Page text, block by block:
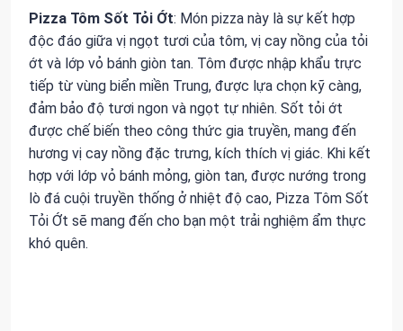
Pizza Tôm Sốt Tỏi Ớt: Món pizza này là sự kết hợp
độc đáo giữa vị ngọt tươi của tôm, vị cay nồng của tỏi
ớt và lớp vỏ bánh giòn tan. Tôm được nhập khẩu trực
tiếp từ vùng biển miền Trung, được lựa chọn kỹ càng,
đảm bảo độ tươi ngon và ngọt tự nhiên. Sốt tỏi ớt
được chế biến theo công thức gia truyền, mang đến
hương vị cay nồng đặc trưng, kích thích vị giác. Khi kết
hợp với lớp vỏ bánh mỏng, giòn tan, được nướng trong
lò đá cuội truyền thống ở nhiệt độ cao, Pizza Tôm Sốt
Tỏi Ớt sẽ mang đến cho bạn một trải nghiệm ẩm thực
khó quên.